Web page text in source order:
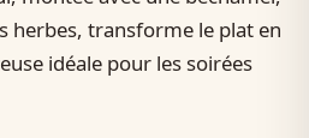
herbes, transforme le plat en
idéale pour les soirées